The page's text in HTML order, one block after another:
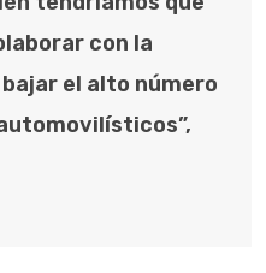
con la
el alto número